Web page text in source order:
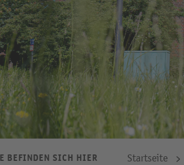
BEFINDEN SICH HIER Startseite